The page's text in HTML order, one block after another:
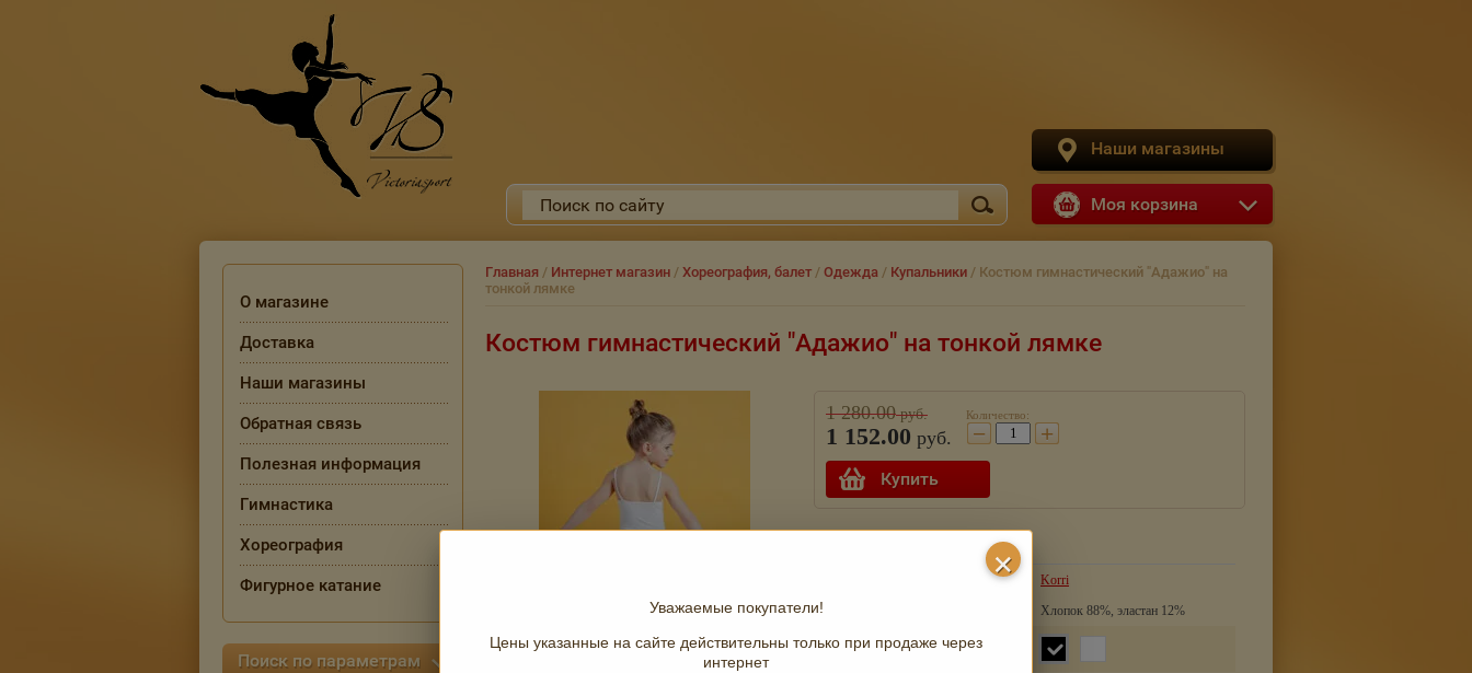
Уважаемые покупатели!
Цены указанные на сайте действительны только при продаже через
интернет
Наши магазины
Моя корзина
Главная / Интернет магазин / Хореография, балет / Одежда / Купальники / Костюм гимнастический "Адажио" на
тонкой лямке
Костюм гимнастический "Адажио" на тонкой лямке
1 280.00руб.
1 152.00 руб.
Количество:
− +
Купить
Korri
Хлопок 88%, эластан 12%
Цвет
О магазине
Доставка
Наши магазины
Обратная связь
Полезная информация
Гимнастика
Хореография
Фигурное катание
Поиск по параметрам